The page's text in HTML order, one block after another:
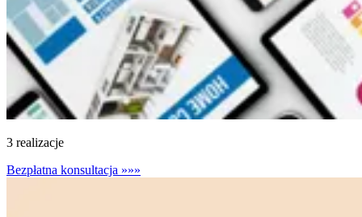
3 realizacje
Bezpłatna konsultacja »»»